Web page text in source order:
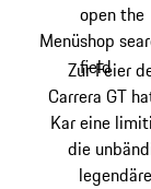
Hauptinhalt
Menü
open the
shop
field
Zur Feier
Carrera GT
Kar eine
die